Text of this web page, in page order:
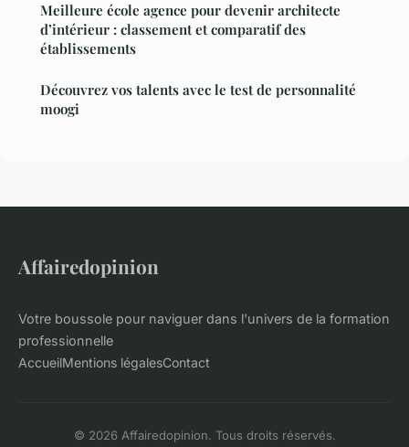
Meilleure école agence pour devenir architecte
d’intérieur : classement et comparatif des
établissements
Découvrez vos talents avec le test de personnalité
moogi
Affairedopinion
Votre boussole pour naviguer dans l'univers de la formation
professionnelle
AccueilMentions légalesContact
© 2026 Affairedopinion. Tous droits réservés.